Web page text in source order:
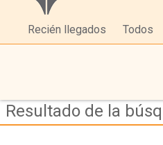
Recién llegados Todos
Resultado de la